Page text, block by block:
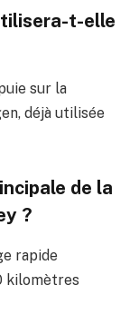
t-elle
sur la
déjà utilisée
de la
?
rapide
kilomètres